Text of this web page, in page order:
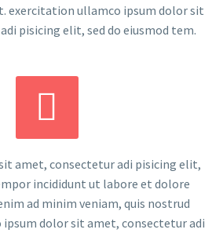
exercitation ullamco ipsum dolor sit
pisicing elit, sed do eiusmod tem.


amet, consectetur adi pisicing elit,
incididunt ut labore et dolore
ad minim veniam, quis nostrud
dolor sit amet, consectetur adi